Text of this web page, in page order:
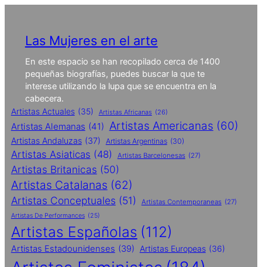
Las Mujeres en el arte
En este espacio se han recopilado cerca de 1400
pequeñas biografías, puedes buscar la que te
interese utilizando la lupa que se encuentra en la
cabecera.
Artistas Actuales (35) Artistas Africanas (26)
Artistas Alemanas (41) Artistas Americanas (60)
Artistas Andaluzas (37) Artistas Argentinas (30)
Artistas Asiaticas (48) Artistas Barcelonesas (27)
Artistas Britanicas (50)
Artistas Catalanas (62)
Artistas Conceptuales (51) Artistas Contemporaneas (27)
Artistas De Performances (25)
Artistas Españolas (112)
Artistas Estadounidenses (39) Artistas Europeas (36)